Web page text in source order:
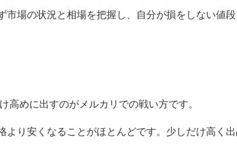
場の状況と相場を把握し、自分が損をしない値段
高めに出すのがメルカリでの戦い方です。
り安くなることがほとんどです。少しだけ高く